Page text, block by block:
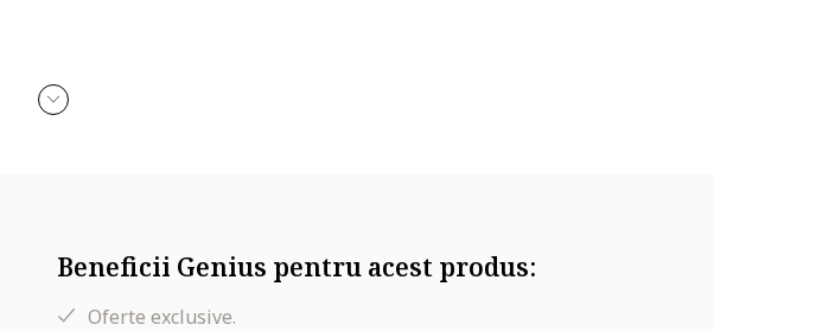
Beneficii Genius pentru acest produs:
Oferte exclusive.